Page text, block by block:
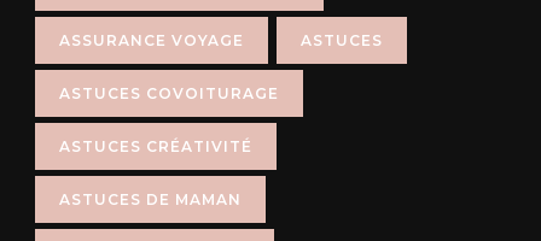
ASSURANCE VOYAGE ASTUCES
ASTUCES COVOITURAGE
ASTUCES CRÉATIVITÉ
ASTUCES DE MAMAN